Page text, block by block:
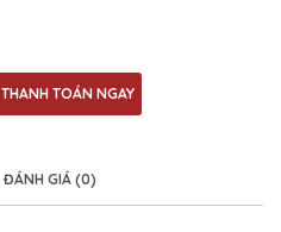
THANH TOÁN NGAY
ĐÁNH GIÁ (0)